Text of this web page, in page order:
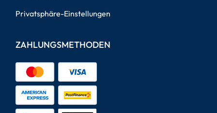
Privatsphäre-Einstellungen
ZAHLUNGSMETHODEN